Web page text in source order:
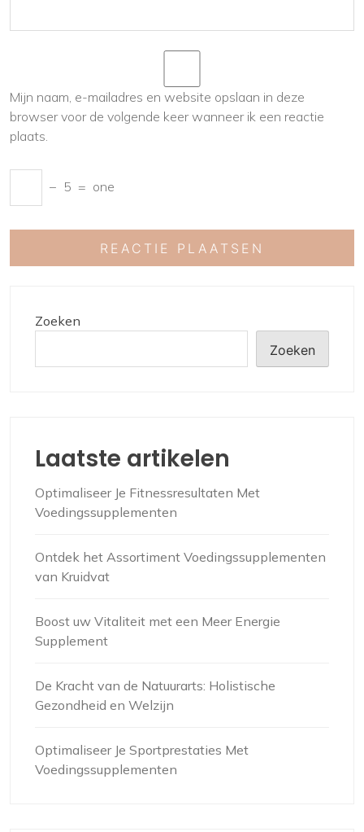
Mijn naam, e-mailadres en website opslaan in deze
browser voor de volgende keer wanneer ik een reactie
plaats.
− 5 = one
Zoeken
Zoeken
Laatste artikelen
Optimaliseer Je Fitnessresultaten Met
Voedingssupplementen
Ontdek het Assortiment Voedingssupplementen
van Kruidvat
Boost uw Vitaliteit met een Meer Energie
Supplement
De Kracht van de Natuurarts: Holistische
Gezondheid en Welzijn
Optimaliseer Je Sportprestaties Met
Voedingssupplementen